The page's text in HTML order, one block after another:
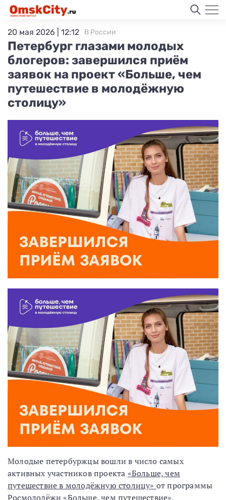
Петербург глазами молодых
блогеров: завершился приём
заявок на проект «Больше, чем
путешествие в молодёжную
столицу»
20 мая 2026 | 12:12 В России
Молодые петербуржцы вошли в число самых
активных участников проекта «Больше, чем
путешествие в молодёжную столицу» от программы
Росмолодёжи «Больше, чем путешествие»,